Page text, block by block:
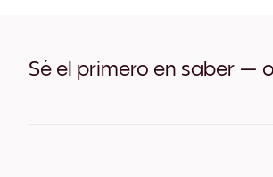
Sé el primero en saber —